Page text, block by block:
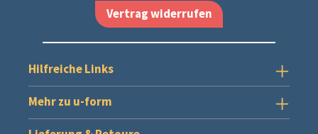
Vertrag widerrufen
Hilfreiche Links
Mehr zu u-form